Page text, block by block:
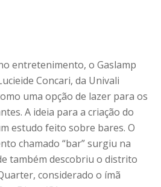
entretenimento, o Gaslamp
Concari, da Univali
uma opção de lazer para os
A ideia para a criação do
estudo feito sobre bares. O
chamado “bar” surgiu na
também descobriu o distrito
considerado o ímã